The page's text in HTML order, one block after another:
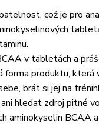
což je pro
v tabletách a
produktu, která
brát si jej na
hledat zdroj pitné
aminokyselin BCAA